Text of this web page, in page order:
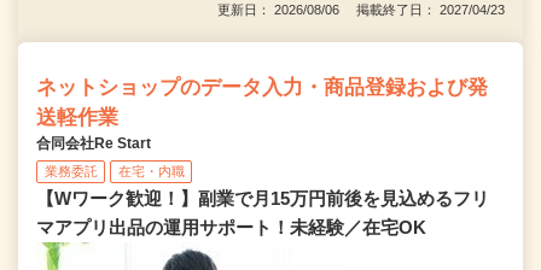
更新日： 2026/08/06 掲載終了日： 2027/04/23
ネットショップのデータ入力・商品登録および発
送軽作業
合同会社Re Start
業務委託 在宅・内職
【Wワーク歓迎！】副業で月15万円前後を見込めるフリ
マアプリ出品の運用サポート！未経験／在宅OK